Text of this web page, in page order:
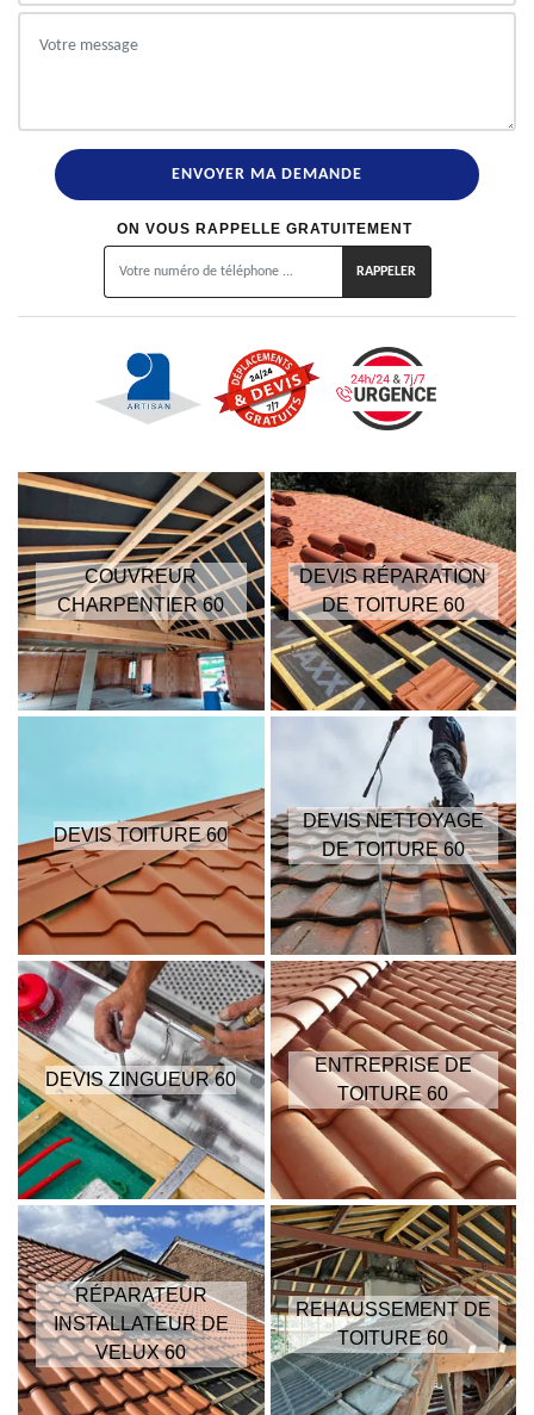
ON VOUS RAPPELLE GRATUITEMENT
COUVREUR
CHARPENTIER 60
DEVIS RÉPARATION
DE TOITURE 60
DEVIS TOITURE 60
DEVIS NETTOYAGE
DE TOITURE 60
DEVIS ZINGUEUR 60
ENTREPRISE DE
TOITURE 60
RÉPARATEUR
INSTALLATEUR DE
VELUX 60
REHAUSSEMENT DE
TOITURE 60